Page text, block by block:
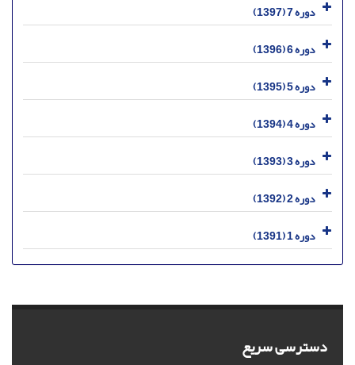
دوره 7 (1397)
دوره 6 (1396)
دوره 5 (1395)
دوره 4 (1394)
دوره 3 (1393)
دوره 2 (1392)
دوره 1 (1391)
دسترسی سریع